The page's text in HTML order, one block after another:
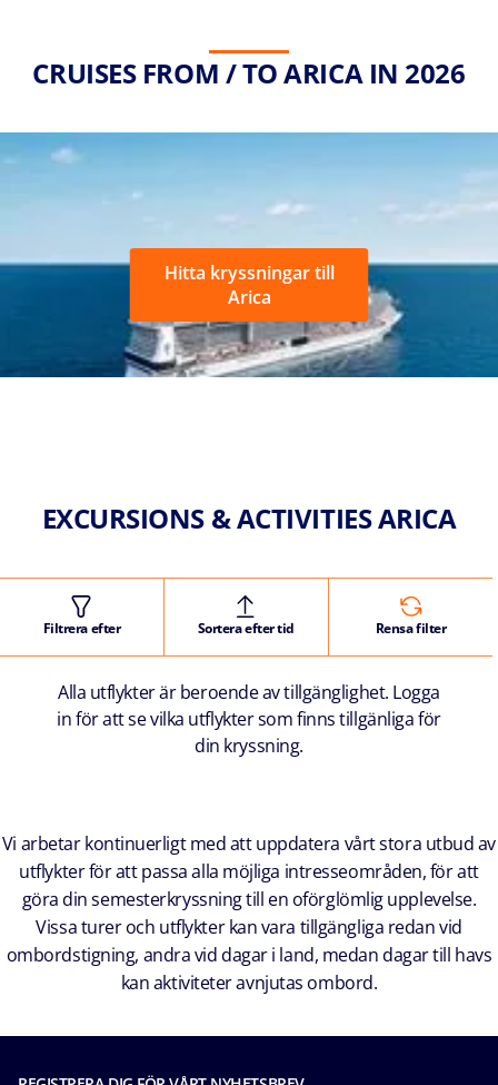
CRUISES FROM / TO ARICA IN 2026
Hitta kryssningar till
Arica
EXCURSIONS & ACTIVITIES ARICA
Filtrera efter Sortera efter tid Rensa filter
Alla utflykter är beroende av tillgänglighet. Logga
in för att se vilka utflykter som finns tillgänliga för
din kryssning.
Vi arbetar kontinuerligt med att uppdatera vårt stora utbud av
utflykter för att passa alla möjliga intresseområden, för att
göra din semesterkryssning till en oförglömlig upplevelse.
Vissa turer och utflykter kan vara tillgängliga redan vid
ombordstigning, andra vid dagar i land, medan dagar till havs
kan aktiviteter avnjutas ombord.